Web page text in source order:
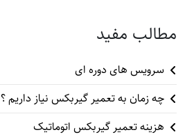
مطالب مفید
سرویس های دوره ای
چه زمان به تعمیر گیربکس نیاز داریم ؟
هزینه تعمیر گیربکس اتوماتیک